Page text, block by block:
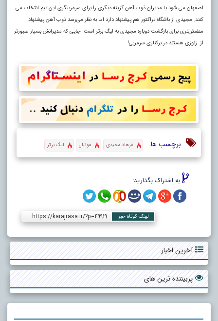
اصفهان می شود یا مدیران ذوب آهن گزینه دیگری را برای سرمربیگری این تیم انتخاب می
کنند. مجیدی از باشگاه تراکتور هم پیشنهاد دارد اما به نظر می‌رسد ذوب آهن پیشنهاد
مطمئن‌تری برای بازگشت دوباره مجیدی به لیگ برتر است. جایی که مدیرانش بسیار صبورتر
از زنوزی هستند در برکناری سرمربی!
برچسب ها: فرهاد مجیدی فوتبال لیگ برتر
به اشتراک بگذارید:
لینک کوتاه خبر: https://karajrasa.ir/?p=49919
آخرین اخبار
پربیننده ترین های